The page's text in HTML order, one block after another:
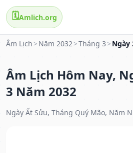
🗓️Amlich.org
Âm Lịch > Năm 2032>Tháng 3 > Ngày
Âm Lịch Hôm Nay,
3 Năm 2032
Ngày Ất Sửu, Tháng Quý Mão, Năm